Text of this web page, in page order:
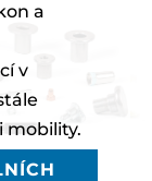
a
v
mobility.